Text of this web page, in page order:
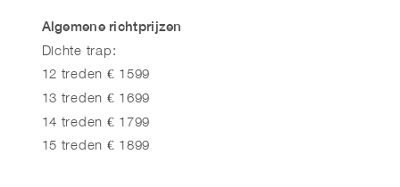
Algemene richtprijzen
Dichte trap:
12 treden € 1599
13 treden € 1699
14 treden € 1799
15 treden € 1899